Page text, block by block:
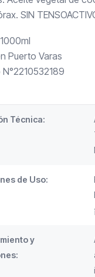
SIN
Puerto Varas
Técnica:
de Uso:
¡
y